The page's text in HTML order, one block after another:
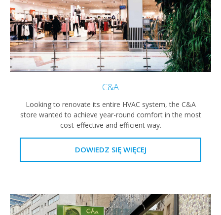
C&A
Looking to renovate its entire HVAC system, the C&A
store wanted to achieve year-round comfort in the most
cost-effective and efficient way.
DOWIEDZ SIĘ WIĘCEJ